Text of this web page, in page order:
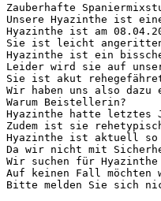
Zauberhafte
Unsere Hyazinthe ist
Hyazinthe ist am
Sie ist leicht angeritten
Hyazinthe ist ein
Leider wird sie auf
Sie ist akut
Wir haben uns also
Warum Beistellerin?
Hyazinthe hatte letztes
Zudem ist sie
Hyazinthe ist aktuell so
Da wir nicht mit
Wir suchen für
Auf keinen Fall
Bitte melden Sie sich